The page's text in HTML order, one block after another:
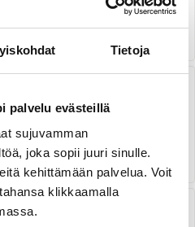
Tietoja
palvelu evästeillä
sujuvamman
joka sopii juuri sinulle.
kehittämään palvelua. Voit
klikkaamalla